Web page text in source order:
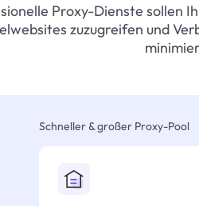
Proxy-Dienste sollen
zuzugreifen und
Schneller & großer Proxy-Pool